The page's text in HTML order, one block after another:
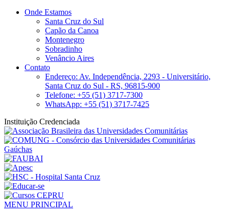
Onde Estamos
Santa Cruz do Sul
Capão da Canoa
Montenegro
Sobradinho
Venâncio Aires
Contato
Endereço: Av. Independência, 2293 - Universitário,
Santa Cruz do Sul - RS, 96815-900
Telefone: +55 (51) 3717-7300
WhatsApp: +55 (51) 3717-7425
Instituição Credenciada
MENU PRINCIPAL